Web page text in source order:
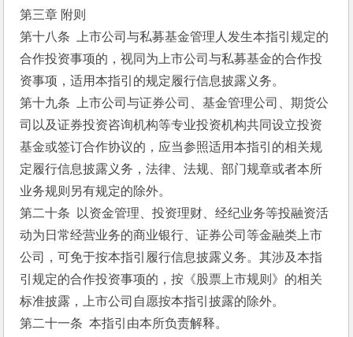
第三章 附则
第十八条  上市公司与私募基金管理人发生本指引规定的
合作投资事项的，视同为上市公司与私募基金的合作投
资事项，适用本指引的规定履行信息披露义务。
第十九条  上市公司与证券公司、基金管理公司、期货公
司以及证券投资咨询机构等专业投资机构共同设立投资
基金或签订合作协议的，应当参照适用本指引的相关规
定履行信息披露义务，法律、法规、部门规章或者本所
业务规则另有规定的除外。
第二十条  以资金管理、投资理财、经纪业务等投融资活
动为日常经营业务的商业银行、证券公司等金融类上市
公司，可免于按本指引履行信息披露义务。其涉及本指
引规定的合作投资事项的，按《股票上市规则》的相关
标准披露，上市公司自愿按本指引披露的除外。
第二十一条  本指引由本所负责解释。